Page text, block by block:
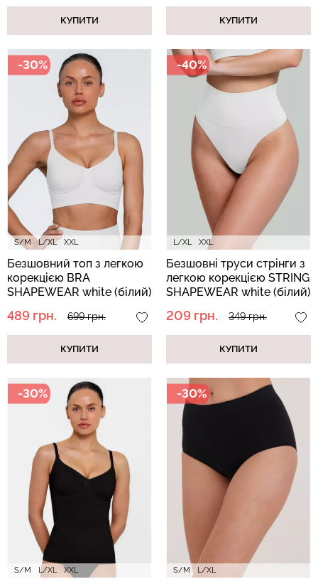
КУПИТИ КУПИТИ
S/M L/XL XXL
-30%
Безшовний топ з легкою
корекцією BRA
SHAPEWEAR white (білий)
489 грн. 699 грн.
КУПИТИ
L/XL XXL
-40%
Безшовні труси стрінги з
легкою корекцією STRING
SHAPEWEAR white (білий)
209 грн. 349 грн.
КУПИТИ
S/M L/XL XXL
-30%
S/M L/XL
-30%
Безшовні легінси
LEGGINGS (чорний) Giulia
482 грн. 689 грн.
Безшовні бразиліана з
легкою корекцією
BRASILIAN SHAPEWEAR
black (чорний) Giulia
258 грн.
369 грн.
Безшовні стрінги STRING
BRIEFS (чорний) Giulia
179 грн.299 грн.
Топ на бретелях в рубчик
CAMI TOP RIB white (білий)
Giulia
299 грн.499 грн.